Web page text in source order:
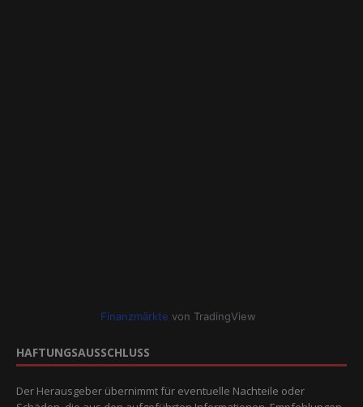
Finanzmärkte von TradingView
HAFTUNGSAUSSCHLUSS
Der Herausgeber übernimmt für eventuelle Nachteile oder